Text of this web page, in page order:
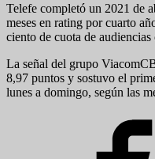
Telefe completó un 2021 de
meses en rating por cuarto
ciento de cuota de
La señal del grupo
8,97 puntos y sostuvo el
lunes a domingo, según las